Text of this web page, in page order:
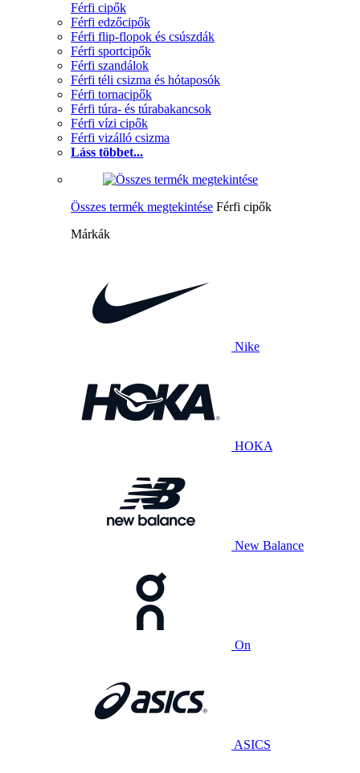
Férfi cipők
Férfi edzőcipők
Férfi flip-flopok és csúszdák
Férfi sportcipők
Férfi szandálok
Férfi téli csizma és hótaposók
Férfi tornacipők
Férfi túra- és túrabakancsok
Férfi vízi cipők
Férfi vizálló csizma
Láss többet...
Összes termék megtekintése Férfi cipők
Márkák
Nike
HOKA
New Balance
On
ASICS